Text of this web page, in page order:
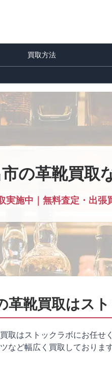
買取方法
の革靴買取
実施中｜無料査定・出張
革靴買取はス
取はストックラボにお任せ
など幅広く買取しておりま